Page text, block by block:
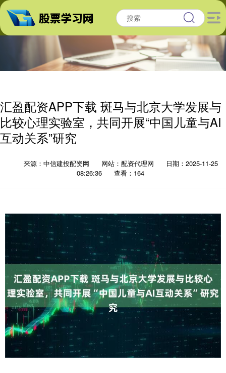
汇盈配资APP下载 斑马与北京大学发展与
比较心理实验室，共同开展“中国儿童与AI
互动关系”研究
来源：中信建投配资网 网站：配资代理网
日期：2025-11-25
08:26:36
查看：164